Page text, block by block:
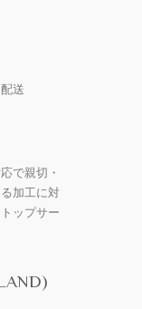
送
で親切・
加工に対
ップサー